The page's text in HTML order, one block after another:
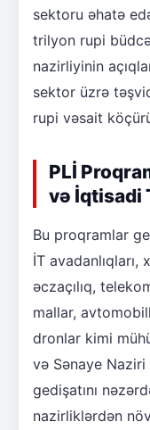
sektoru əhatə
trilyon rupi büdcə
nazirliyinin
sektor üzrə
rupi vəsait
PLİ
və İqtisadi
Bu proqramlar
İT
əczaçılıq,
mallar,
dronlar kimi
və Sənaye Naziri
gedişatını
nazirliklərdən